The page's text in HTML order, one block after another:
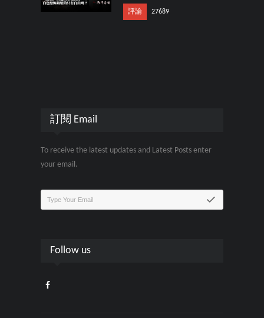
評論 27689
訂閱 Email
To receive the latest updates and Latest Posts enter
your email.
Follow us